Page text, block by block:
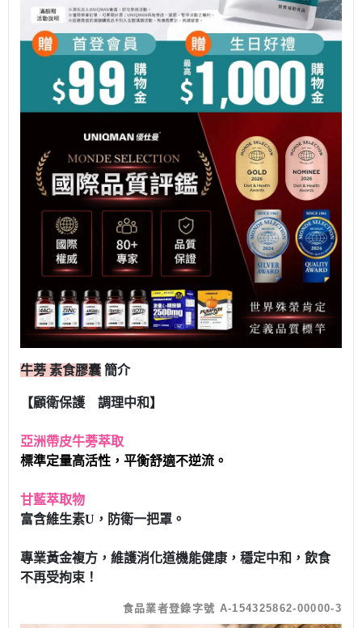
牛蒡 素食膠囊 簡介
【顧衛保護 調理中和】
亞洲帶皮牛蒡萃取
標準定量高活性，平衡舒適不逆流。
甘藍萃取物
富含維生素U，防衛一把罩。
專業黃金複方，維護消化道機能健康，穩定中和，飲食
不再受拘束！
食品業者登錄字號 A-154325862-00000-3